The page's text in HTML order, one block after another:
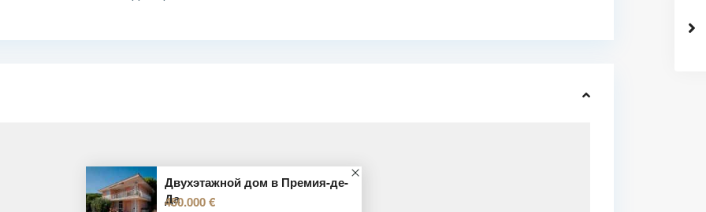
Двухэтажной дом в Премия-де-
Да
450.000 €